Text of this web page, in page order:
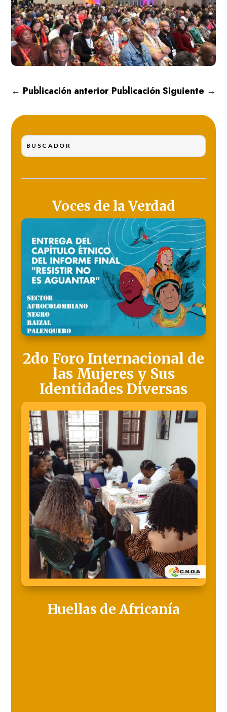
← Publicación anterior Publicación Siguiente →
Voces de la Verdad
2do Foro Internacional de
las Mujeres y Sus
Identidades Diversas
Huellas de Africanía